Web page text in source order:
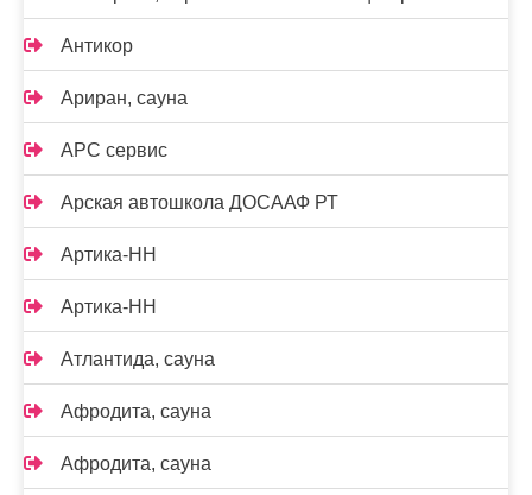
Антикор
Ариран, сауна
АРС сервис
Арская автошкола ДОСААФ РТ
Артика-НН
Артика-НН
Атлантида, сауна
Афродита, сауна
Афродита, сауна